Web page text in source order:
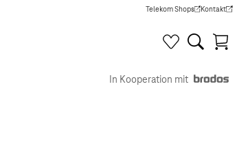
Telekom Shops
(Wird in einem neuen Tab
Kontakt
(Wird in
In Kooperation mit